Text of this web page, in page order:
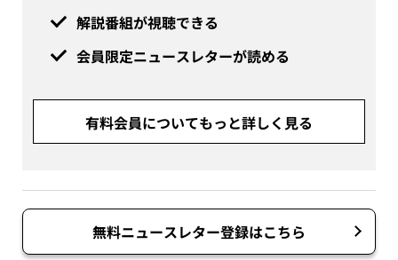
解説番組が視聴できる
会員限定ニュースレターが読める
有料会員についてもっと詳しく見る
無料ニュースレター登録はこちら